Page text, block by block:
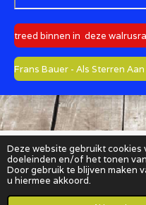
Deze website gebruikt cookies
doeleinden en/of het tonen
Door gebruik te blijven maken
u hiermee akkoord.
treed binnen in deze
Frans Bauer - Als Sterren
Powered byJouwWeb